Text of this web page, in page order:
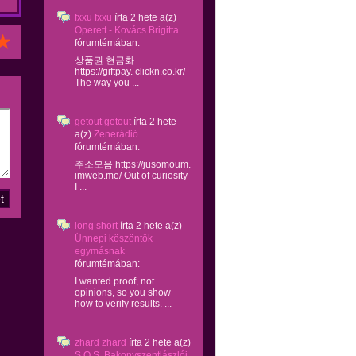
fxxu fxxu írta 2 hete a(z)
Operett - Kovács Brigitta
fórumtémában:
상품권 현금화
https://giftpay. clickn.co.kr/
The way you ...
getout getout írta 2 hete
a(z) Zenerádió
fórumtémában:
주소모음 https://jusomoum.
imweb.me/ Out of curiosity
I ...
long short írta 2 hete a(z)
Ünnepi köszöntők
egymásnak
fórumtémában:
I wanted proof, not
opinions, so you show
how to verify results. ...
zhard zhard írta 2 hete a(z)